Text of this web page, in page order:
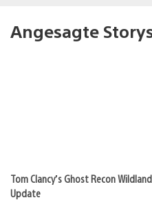
Angesagte
Tom Clancy’s Ghost Recon
Update